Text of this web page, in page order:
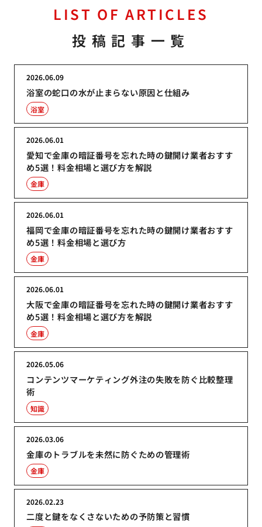
LIST OF ARTICLES
投稿記事一覧
浴室の蛇口の水が止まらない原因と仕組み
2026.06.09
浴室
愛知で金庫の暗証番号を忘れた時の鍵開け業者おすす
め5選！料金相場と選び方を解説
2026.06.01
金庫
福岡で金庫の暗証番号を忘れた時の鍵開け業者おすす
め5選！料金相場と選び方
2026.06.01
金庫
大阪で金庫の暗証番号を忘れた時の鍵開け業者おすす
め5選！料金相場と選び方を解説
2026.06.01
金庫
コンテンツマーケティング外注の失敗を防ぐ比較整理
術
2026.05.06
知識
金庫のトラブルを未然に防ぐための管理術
2026.03.06
金庫
二度と鍵をなくさないための予防策と習慣
2026.02.23